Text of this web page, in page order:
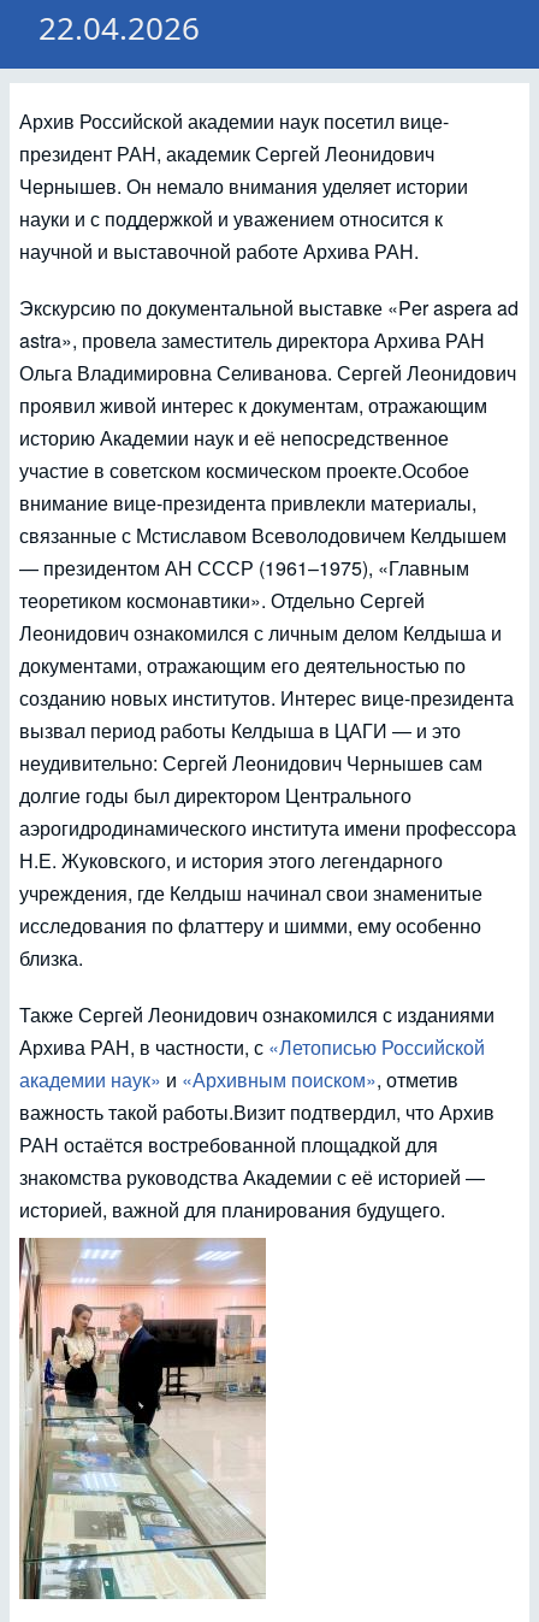
22.04.2026
Архив Российской академии наук посетил вице-
президент РАН, академик Сергей Леонидович
Чернышев. Он немало внимания уделяет истории
науки и с поддержкой и уважением относится к
научной и выставочной работе Архива РАН.
Экскурсию по документальной выставке «Per aspera ad
astra», провела заместитель директора Архива РАН
Ольга Владимировна Селиванова. Сергей Леонидович
проявил живой интерес к документам, отражающим
историю Академии наук и её непосредственное
участие в советском космическом проекте.Особое
внимание вице-президента привлекли материалы,
связанные с Мстиславом Всеволодовичем Келдышем
— президентом АН СССР (1961–1975), «Главным
теоретиком космонавтики». Отдельно Сергей
Леонидович ознакомился с личным делом Келдыша и
документами, отражающим его деятельностью по
созданию новых институтов. Интерес вице-президента
вызвал период работы Келдыша в ЦАГИ — и это
неудивительно: Сергей Леонидович Чернышев сам
долгие годы был директором Центрального
аэрогидродинамического института имени профессора
Н.Е. Жуковского, и история этого легендарного
учреждения, где Келдыш начинал свои знаменитые
исследования по флаттеру и шимми, ему особенно
близка.
Также Сергей Леонидович ознакомился с изданиями
Архива РАН, в частности, с «Летописью Российской
академии наук» и «Архивным поиском», отметив
важность такой работы.Визит подтвердил, что Архив
РАН остаётся востребованной площадкой для
знакомства руководства Академии с её историей —
историей, важной для планирования будущего.